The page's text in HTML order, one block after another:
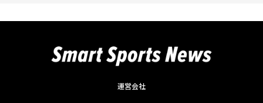
運営会社